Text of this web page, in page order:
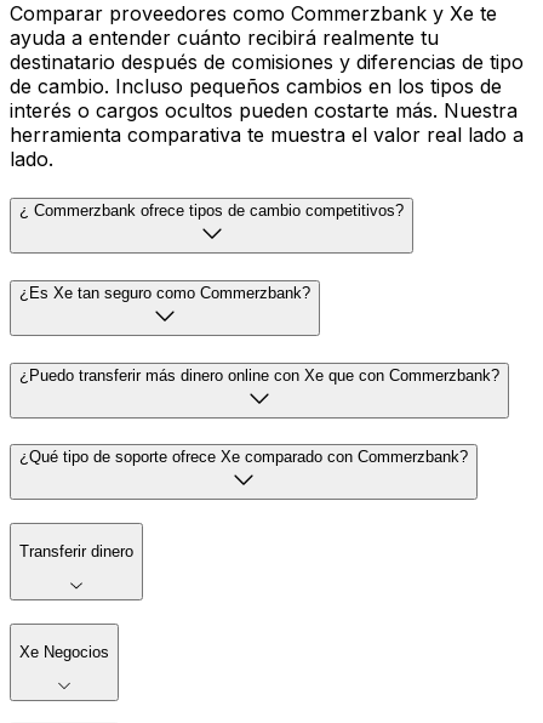
Comparar proveedores como Commerzbank y Xe te
ayuda a entender cuánto recibirá realmente tu
destinatario después de comisiones y diferencias de tipo
de cambio. Incluso pequeños cambios en los tipos de
interés o cargos ocultos pueden costarte más. Nuestra
herramienta comparativa te muestra el valor real lado a
lado.
¿ Commerzbank ofrece tipos de cambio competitivos?
¿Es Xe tan seguro como Commerzbank?
¿Puedo transferir más dinero online con Xe que con Commerzbank?
¿Qué tipo de soporte ofrece Xe comparado con Commerzbank?
Transferir dinero
Xe Negocios